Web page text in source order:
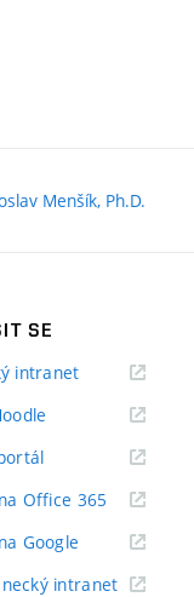
Menšík, Ph.D.
SE
intranet(externí
(externí
Office 365 (externí
Google (externí
intranet(externí